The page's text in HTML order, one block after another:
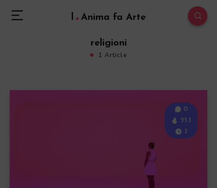
l Anima fa Arte
religioni
1 Article
0
253
3